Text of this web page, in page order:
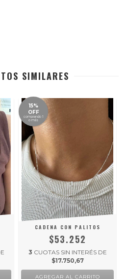
SIMILARES
15%
OFF
comprando 1
o más
CADENA CON PALITOS
$53.252
3 CUOTAS SIN INTERÉS DE
$17.750,67
AGREGAR AL CARRITO